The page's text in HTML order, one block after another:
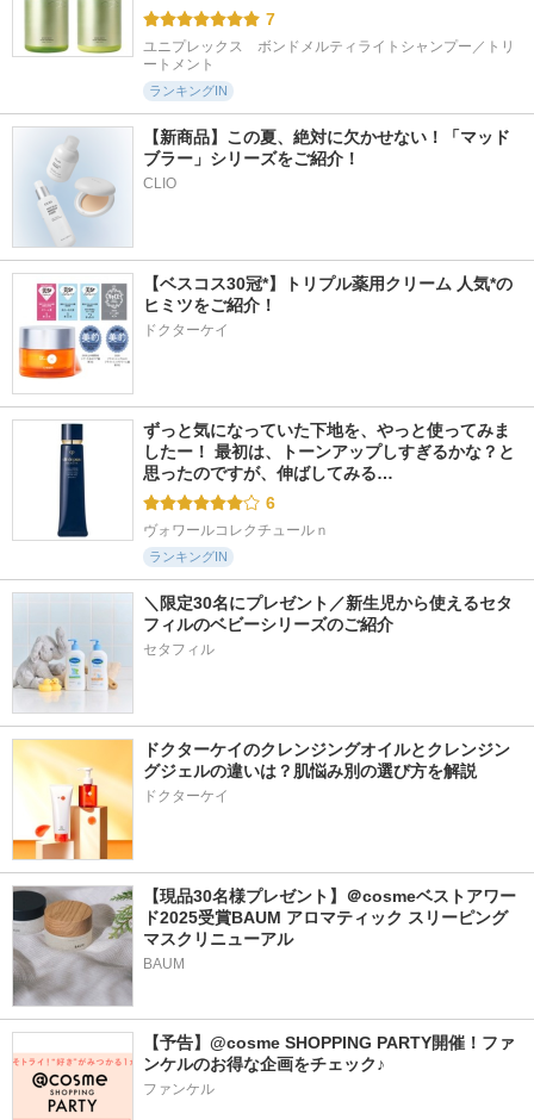
7
ユニプレックス　ボンドメルティライトシャンプー／トリ
ートメント
ランキングIN
【新商品】この夏、絶対に欠かせない！「マッド
ブラー」シリーズをご紹介！
CLIO
【ベスコス30冠*】トリプル薬用クリーム 人気*の
ヒミツをご紹介！
ドクターケイ
ずっと気になっていた下地を、やっと使ってみま
したー！ 最初は、トーンアップしすぎるかな？と
思ったのですが、伸ばしてみる…
6
ヴォワールコレクチュールｎ
ランキングIN
＼限定30名にプレゼント／新生児から使えるセタ
フィルのベビーシリーズのご紹介
セタフィル
ドクターケイのクレンジングオイルとクレンジン
グジェルの違いは？肌悩み別の選び方を解説
ドクターケイ
【現品30名様プレゼント】＠cosmeベストアワー
ド2025受賞BAUM アロマティック スリーピング
マスクリニューアル
BAUM
【予告】@cosme SHOPPING PARTY開催！ファ
ンケルのお得な企画をチェック♪
ファンケル